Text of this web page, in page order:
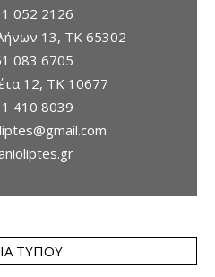
052 2126
13, ΤΚ 65302
083 6705
12, ΤΚ 10677
410 8039
ΤΎΠΟΥ